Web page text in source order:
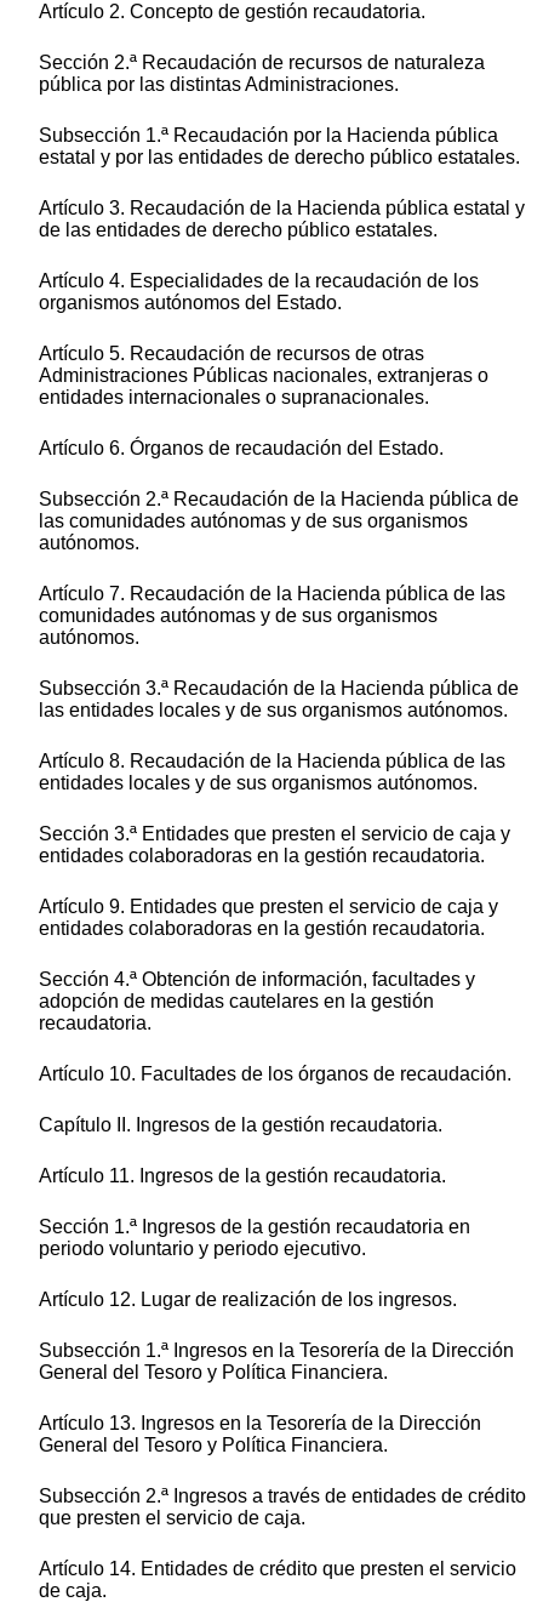
Artículo 2. Concepto de gestión recaudatoria.
Sección 2.ª Recaudación de recursos de naturaleza
pública por las distintas Administraciones.
Subsección 1.ª Recaudación por la Hacienda pública
estatal y por las entidades de derecho público estatales.
Artículo 3. Recaudación de la Hacienda pública estatal y
de las entidades de derecho público estatales.
Artículo 4. Especialidades de la recaudación de los
organismos autónomos del Estado.
Artículo 5. Recaudación de recursos de otras
Administraciones Públicas nacionales, extranjeras o
entidades internacionales o supranacionales.
Artículo 6. Órganos de recaudación del Estado.
Subsección 2.ª Recaudación de la Hacienda pública de
las comunidades autónomas y de sus organismos
autónomos.
Artículo 7. Recaudación de la Hacienda pública de las
comunidades autónomas y de sus organismos
autónomos.
Subsección 3.ª Recaudación de la Hacienda pública de
las entidades locales y de sus organismos autónomos.
Artículo 8. Recaudación de la Hacienda pública de las
entidades locales y de sus organismos autónomos.
Sección 3.ª Entidades que presten el servicio de caja y
entidades colaboradoras en la gestión recaudatoria.
Artículo 9. Entidades que presten el servicio de caja y
entidades colaboradoras en la gestión recaudatoria.
Sección 4.ª Obtención de información, facultades y
adopción de medidas cautelares en la gestión
recaudatoria.
Artículo 10. Facultades de los órganos de recaudación.
Capítulo II. Ingresos de la gestión recaudatoria.
Artículo 11. Ingresos de la gestión recaudatoria.
Sección 1.ª Ingresos de la gestión recaudatoria en
periodo voluntario y periodo ejecutivo.
Artículo 12. Lugar de realización de los ingresos.
Subsección 1.ª Ingresos en la Tesorería de la Dirección
General del Tesoro y Política Financiera.
Artículo 13. Ingresos en la Tesorería de la Dirección
General del Tesoro y Política Financiera.
Subsección 2.ª Ingresos a través de entidades de crédito
que presten el servicio de caja.
Artículo 14. Entidades de crédito que presten el servicio
de caja.